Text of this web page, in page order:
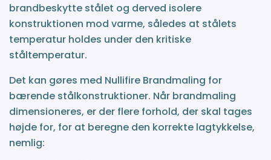
brandbeskytte stålet og derved isolere
konstruktionen mod varme, således at stålets
temperatur holdes under den kritiske
ståltemperatur.
Det kan gøres med Nullifire Brandmaling for
bærende stålkonstruktioner. Når brandmaling
dimensioneres, er der flere forhold, der skal tages
højde for, for at beregne den korrekte lagtykkelse,
nemlig: